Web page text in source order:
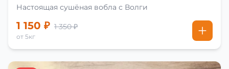
Настоящая сушёная вобла с Волги
1 150 ₽ 1 350 ₽
от 5кг